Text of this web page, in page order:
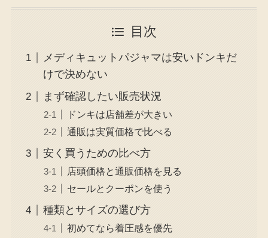
目次
メディキュットパジャマは安いドンキだ
けで決めない
まず確認したい販売状況
ドンキは店舗差が大きい
通販は実質価格で比べる
安く買うための比べ方
店頭価格と通販価格を見る
セールとクーポンを使う
種類とサイズの選び方
初めてなら着圧感を優先